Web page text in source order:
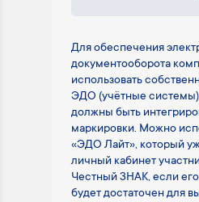
Для обеспечения
документооборота
использовать
ЭДО (учётные
должны быть
маркировки. Можно
«ЭДО Лайт», который
личный кабинет
Честный ЗНАК, если
будет достаточен для